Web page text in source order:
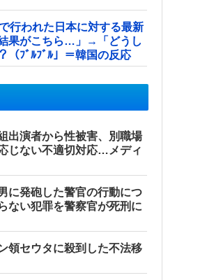
行われた日本に対する最新
果がこちら…」→「どうし
（ﾌﾞﾙﾌﾞﾙ」＝韓国の反応
出演者から性被害、別職場
じない不適切対応…メディ
に発砲した警官の行動につ
ない犯罪を警察官が死刑に
領セウタに殺到した不法移